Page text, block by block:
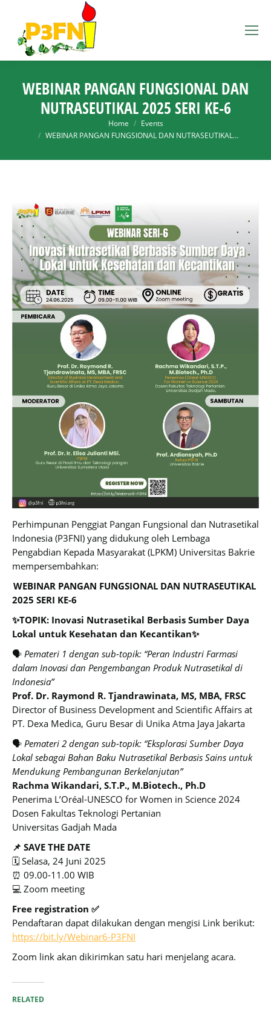
WEBINAR PANGAN FUNGSIONAL DAN
NUTRASEUTIKAL 2025 SERI KE-6
Home
Events
WEBINAR PANGAN FUNGSIONAL DAN NUTRASEUTIKAL…
Perhimpunan Penggiat Pangan Fungsional dan Nutrasetikal
Indonesia (P3FNI) yang didukung oleh Lembaga
Pengabdian Kepada Masyarakat (LPKM) Universitas Bakrie
mempersembahkan:
WEBINAR PANGAN FUNGSIONAL DAN NUTRASEUTIKAL
2025 SERI KE-6
✨TOPIK: Inovasi Nutrasetikal Berbasis Sumber Daya
Lokal untuk Kesehatan dan Kecantikan✨
🗣 Pemateri 1 dengan sub-topik: “Peran Industri Farmasi
dalam Inovasi dan Pengembangan Produk Nutrasetikal di
Indonesia”
Prof. Dr. Raymond R. Tjandrawinata, MS, MBA, FRSC
Director of Business Development and Scientific Affairs at
PT. Dexa Medica, Guru Besar di Unika Atma Jaya Jakarta
🗣 Pemateri 2 dengan sub-topik: “Eksplorasi Sumber Daya
Lokal sebagai Bahan Baku Nutrasetikal Berbasis Sains untuk
Mendukung Pembangunan Berkelanjutan”
Rachma Wikandari, S.T.P., M.Biotech., Ph.D
Penerima L’Oréal-UNESCO for Women in Science 2024
Dosen Fakultas Teknologi Pertanian
Universitas Gadjah Mada
📌 SAVE THE DATE
🗓 Selasa, 24 Juni 2025
⏰ 09.00-11.00 WIB
💻 Zoom meeting
Free registration ✅
Pendaftaran dapat dilakukan dengan mengisi Link berikut:
https://bit.ly/Webinar6-P3FNI
Zoom link akan dikirimkan satu hari menjelang acara.
RELATED